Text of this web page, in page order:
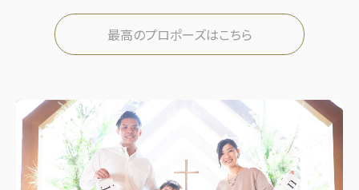
最高のプロポーズはこちら